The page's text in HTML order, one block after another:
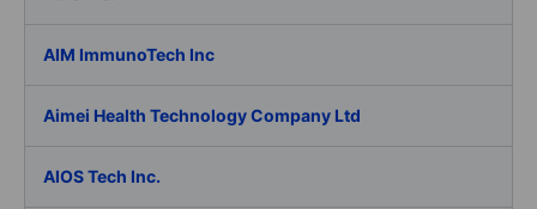
AIM ImmunoTech Inc
Aimei Health Technology Company Ltd
AIOS Tech Inc.